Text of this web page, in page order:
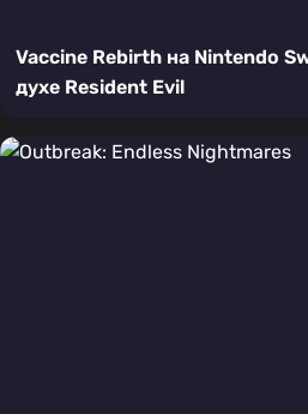
Vaccine Rebirth на Nintendo
духе Resident Evil